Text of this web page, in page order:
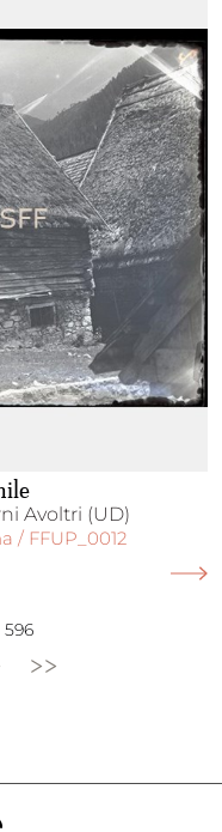
Avoltri (UD)
/ FFUP_0012
>>
596